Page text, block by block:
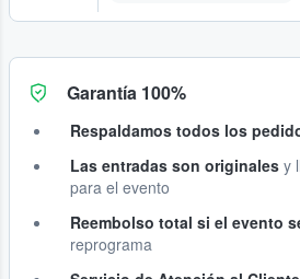
Garantía 100%
Respaldamos todos los
Las entradas son originales y
para el evento
Reembolso total si el evento
reprograma